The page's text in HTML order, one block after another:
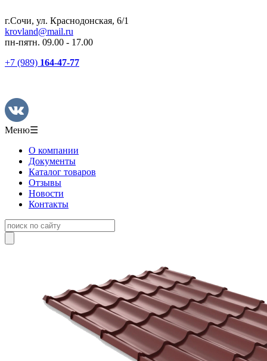
г.Сочи, ул. Краснодонская, 6/1
krovland@mail.ru
пн-пятн. 09.00 - 17.00
+7 (989) 164-47-77
Меню☰
О компании
Документы
Каталог товаров
Отзывы
Новости
Контакты